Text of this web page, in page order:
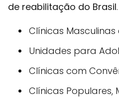
de reabilitação do Brasil
Clínicas Masculinas
Unidades para
Clínicas com
Clínicas Populares,